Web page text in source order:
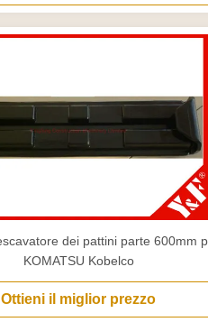
dei pattini parte 600mm
KOMATSU Kobelco
Ottieni il miglior prezzo